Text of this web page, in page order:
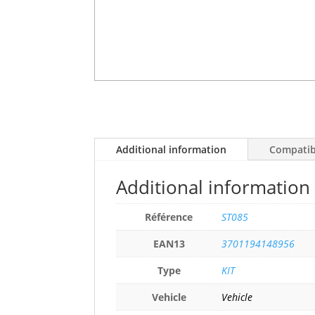
Additional information
Additional information
Référence
ST085
EAN13
3701194148956
Type
KIT
Vehicle
Vehicle